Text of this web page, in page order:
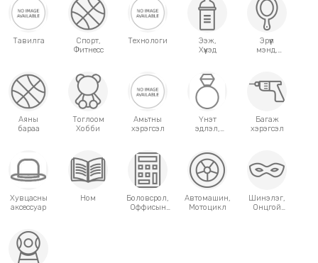
Тавилга
Спорт,
Фитнесс
Технологи
Ээж,
Хүүхэд
Эрүүл
мэнд,
Аяны
бараа
Тоглоом
Хобби
Амьтны
хэрэгсэл
Үнэт
эдлэл,
Багаж
хэрэгсэл
Хувцасны
аксессуар
Ном
Боловсрол,
Оффисын
Автомашин,
Мотоцикл
Шинэлэг,
Онцгой